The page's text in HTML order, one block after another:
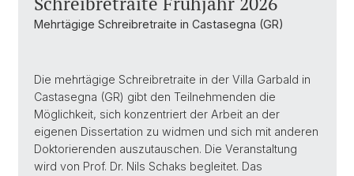
Mehrtägige Schreibretraite in Castasegna (GR)
Die mehrtägige Schreibretraite in der Villa Garbald in
Castasegna (GR) gibt den Teilnehmenden die
Möglichkeit, sich konzentriert der Arbeit an der
eigenen Dissertation zu widmen und sich mit anderen
Doktorierenden auszutauschen. Die Veranstaltung
wird von Prof. Dr. Nils Schaks begleitet. Das